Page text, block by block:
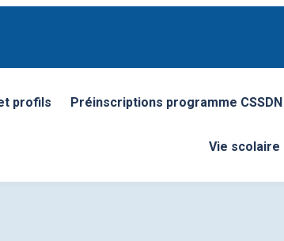
profils Préinscriptions programme CSSDN
Vie scolaire
Ouvrir/